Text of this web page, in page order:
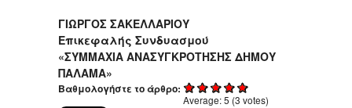
ΓΙΩΡΓΟΣ ΣΑΚΕΛΛΑΡΙΟΥ
Επικεφαλής Συνδυασμού
«ΣΥΜΜΑΧΙΑ ΑΝΑΣΥΓΚΡΟΤΗΣΗΣ ΔΗΜΟΥ
ΠΑΛΑΜΑ»
Βαθμολογήστε το άρθρο:
Average:5 (3 votes)